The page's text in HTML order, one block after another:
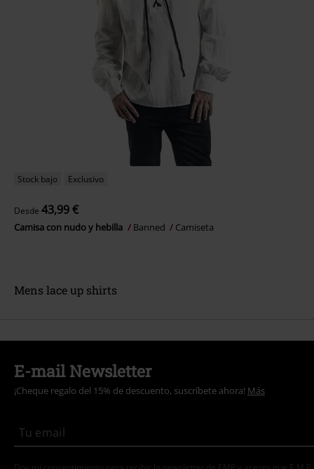
Stock bajo Exclusivo
Desde 43,99 €
Camisa con nudo y hebilla Banned Camiseta
Mens lace up shirts
E-mail Newsletter
¡Cheque regalo del 15% de descuento, suscríbete ahora! Más